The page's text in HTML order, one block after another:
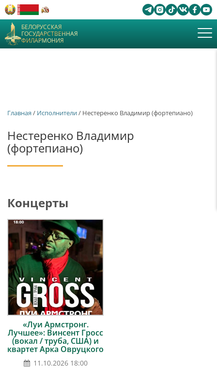
БЕЛОРУССКАЯ
ГОСУДАРСТВЕННАЯ
ФИЛАРМОНИЯ
Главная / Исполнители/ Нестеренко Владимир (фортепиано)
Нестеренко Владимир
(фортепиано)
Концерты
«Луи Армстронг.
Лучшее»: Винсент Гросс
(вокал / труба, США) и
квартет Арка Овруцкого
11.10.2026 18:00